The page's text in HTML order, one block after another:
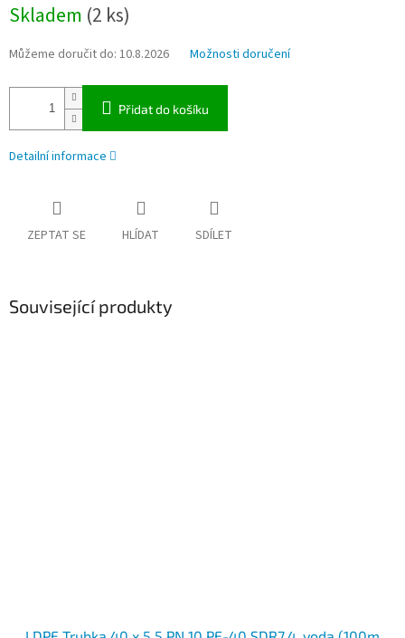
cena:
Skladem (2 ks)
Můžeme doručit do: 10.8.2026 Možnosti doručení
Přidat do košíku
Detailní informace
ZEPTAT SE HLÍDAT SDÍLET
Související produkty